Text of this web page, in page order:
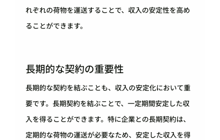
れぞれの荷物を運送することで、収入の安定性を高め
ることができます。
長期的な契約の重要性
長期的な契約を結ぶことも、収入の安定化において重
要です。長期契約を結ぶことで、一定期間安定した収
入を得ることができます。特に企業との長期契約は、
定期的な荷物の運送が必要なため、安定した収入を得